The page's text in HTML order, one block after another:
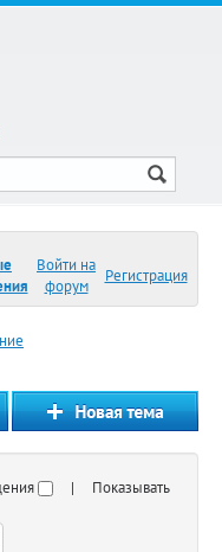
Войти на
форум
Регистрация
| Показывать